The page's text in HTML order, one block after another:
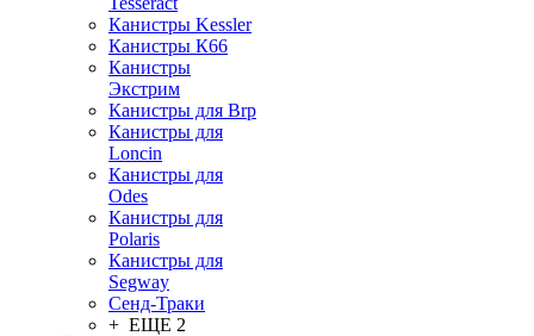
Канистры Kessler
Канистры К66
Канистры
Экстрим
Канистры для Brp
Канистры для
Loncin
Канистры для
Odes
Канистры для
Polaris
Канистры для
Segway
Сенд-Траки
+ ЕЩЕ 2